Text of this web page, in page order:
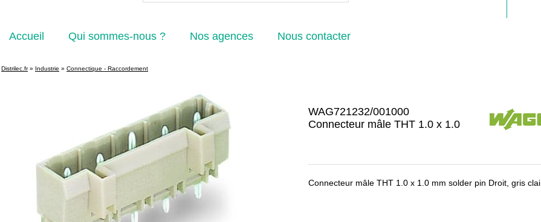
Accueil Qui sommes-nous ? Nos agences Nous contacter
Distrilec.fr» Industrie » Connectique - Raccordement
WAG721232/001000
Connecteur mâle THT 1.0 x 1.0
Connecteur mâle THT 1.0 x 1.0 mm solder pin Droit, gris clai